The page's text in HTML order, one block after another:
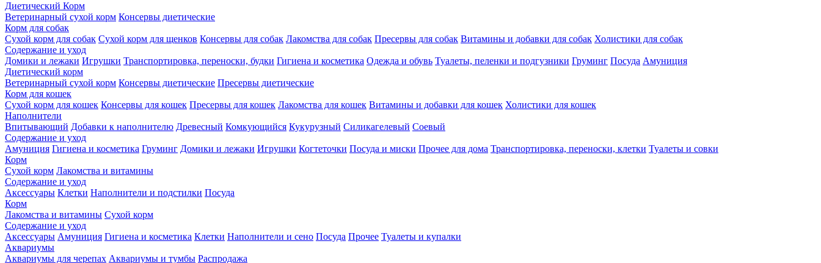
Диетический Корм
Ветеринарный сухой корм Консервы диетические
Корм для собак
Сухой корм для собак Сухой корм для щенков Консервы для собак Лакомства для собак Пресервы для собак Витамины и добавки для собак Холистики для собак
Содержание и уход
Домики и лежаки Игрушки Транспортировка, переноски, будки Гигиена и косметика Одежда и обувь Туалеты, пеленки и подгузники Груминг Посуда Амуниция
Диетический корм
Ветеринарный сухой корм Консервы диетические Пресервы диетические
Корм для кошек
Сухой корм для кошек Консервы для кошек Пресервы для кошек Лакомства для кошек Витамины и добавки для кошек Холистики для кошек
Наполнители
Впитывающий Добавки к наполнителю Древесный Комкующийся Кукурузный Силикагелевый Соевый
Содержание и уход
Амуниция Гигиена и косметика Груминг Домики и лежаки Игрушки Когтеточки Посуда и миски Прочее для дома Транспортировка, переноски, клетки Туалеты и совки
Корм
Сухой корм Лакомства и витамины
Содержание и уход
Аксессуары Клетки Наполнители и подстилки Посуда
Корм
Лакомства и витамины Сухой корм
Содержание и уход
Аксессуары Амуниция Гигиена и косметика Клетки Наполнители и сено Посуда Прочее Туалеты и купалки
Аквариумы
Аквариумы для черепах Аквариумы и тумбы Распродажа